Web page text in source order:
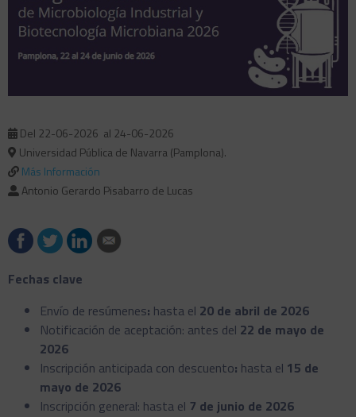
Del 22-06-2026 al 24-06-2026
Universidad Pública de Navarra (Pamplona).
Más Información
Antonio Gerardo Pisabarro de Lucas
Fechas clave
Envío de resúmenes: hasta el 20 de abril de 2026
Notificación de aceptación: antes del 22 de mayo de
2026
Inscripción anticipada con descuento: hasta el 15 de
mayo de 2026
Inscripción general: hasta el 7 de junio de 2026